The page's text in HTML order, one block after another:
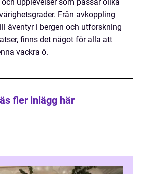
upplevelser som passar olika
Från avkoppling
äventyr i bergen och utforskning
finns det något för alla att
vackra ö.
fler inlägg här